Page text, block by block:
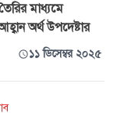
মাধ্যমে
অর্থ উপদেষ্টার
১১ ডিসেম্বর ২০২৫